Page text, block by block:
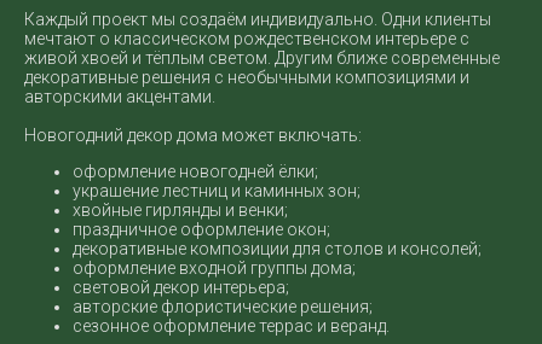
Каждый проект мы создаём индивидуально. Одни клиенты
мечтают о классическом рождественском интерьере с
живой хвоей и тёплым светом. Другим ближе современные
декоративные решения с необычными композициями и
авторскими акцентами.
Новогодний декор дома может включать:
оформление новогодней ёлки;
украшение лестниц и каминных зон;
хвойные гирлянды и венки;
праздничное оформление окон;
декоративные композиции для столов и консолей;
оформление входной группы дома;
световой декор интерьера;
авторские флористические решения;
сезонное оформление террас и веранд.